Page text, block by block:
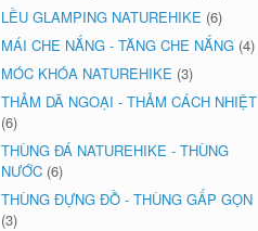
LỀU GLAMPING NATUREHIKE (6)
MÁI CHE NẮNG - TĂNG CHE NẮNG (4)
MÓC KHÓA NATUREHIKE (3)
THẢM DÃ NGOẠI - THẢM CÁCH NHIỆT
(6)
THÙNG ĐÁ NATUREHIKE - THÙNG
NƯỚC (6)
THÙNG ĐỰNG ĐỒ - THÙNG GẤP GỌN
(3)